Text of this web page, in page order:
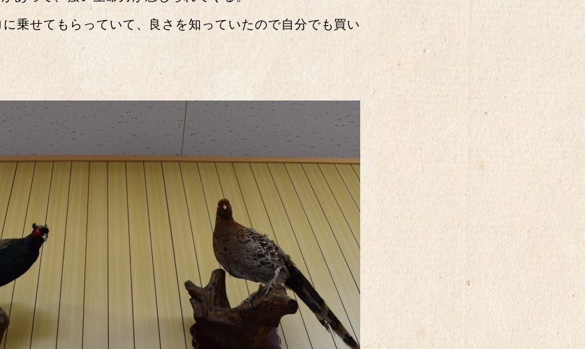
2017年 2016年
2011年 2010年
に乗せてもらっていて、良さを知っていたので自分でも買い